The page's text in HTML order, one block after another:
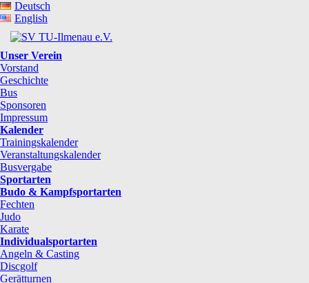
Deutsch
English
Unser Verein
Vorstand
Geschichte
Bus
Sponsoren
Impressum
Kalender
Trainingskalender
Veranstaltungskalender
Busvergabe
Sportarten
Budo & Kampfsportarten
Fechten
Judo
Karate
Individualsportarten
Angeln & Casting
Discgolf
Gerätturnen